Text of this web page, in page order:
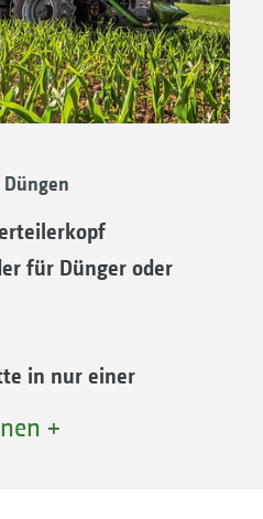
für Dünger oder
in nur einer
+